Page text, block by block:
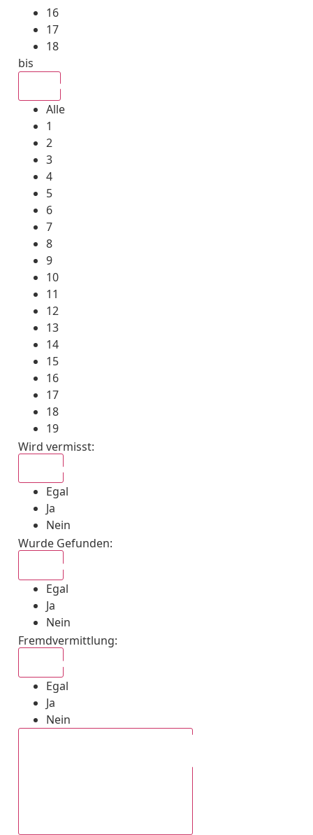
16
17
18
bis
Alle
1
2
3
4
5
6
7
8
9
10
11
12
13
14
15
16
17
18
19
Wird vermisst:
Egal
Ja
Nein
Wurde Gefunden:
Egal
Ja
Nein
Fremdvermittlung:
Egal
Ja
Nein